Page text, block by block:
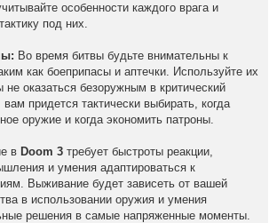
особенности каждого врага и
под них.
Во время битвы будьте внимательны к
как боеприпасы и аптечки. Используйте их
оказаться безоружным в критический
придется тактически выбирать, когда
оружие и когда экономить патроны.
в Doom 3 требует быстроты реакции,
и умения адаптироваться к
Выживание будет зависеть от вашей
в использовании оружия и умения
решения в самые напряженные моменты.